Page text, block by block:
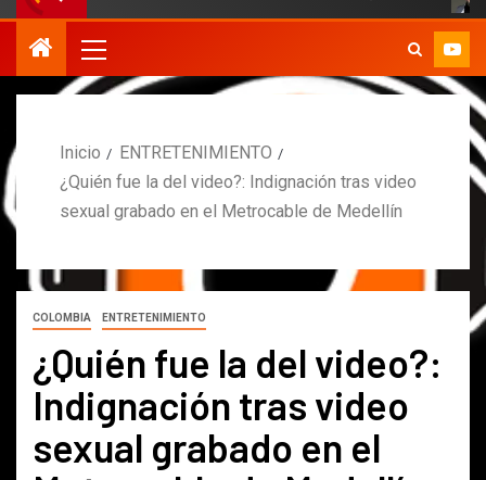
Inicio
ENTRETENIMIENTO
¿Quién fue la del video?: Indignación tras video
sexual grabado en el Metrocable de Medellín
COLOMBIA ENTRETENIMIENTO
¿Quién fue la del video?:
Indignación tras video
sexual grabado en el